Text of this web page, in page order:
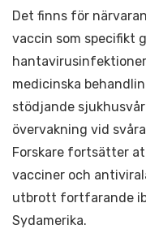
Det finns för
vaccin som specifikt
medicinska
stödjande
övervakning vid
Forskare fortsätter
vacciner och
utbrott fortfarande
Sydamerika.